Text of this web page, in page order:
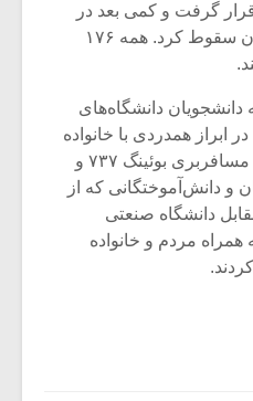
گرفت و کمی بعد در
حوالی شاهدشهر استان تهران سقوط کرد. همه ۱۷۶
دانشگاه‌های
ابراز همدردی با خانواده
جانباختگان سقوط هواپیمای مسافربری بوئینگ ۷۳۷ و
و دانش‌آموختگانی که از
دانشگاه صنعتی
همراه مردم و خانواده